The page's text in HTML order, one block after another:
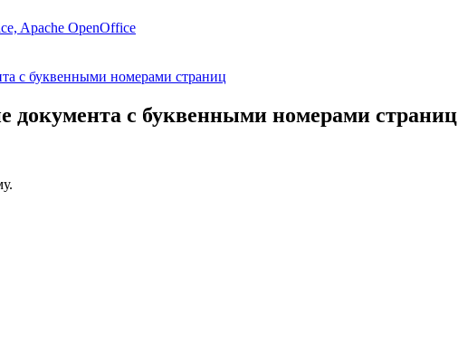
Apache OpenOffice
с буквенными номерами страниц
документа с буквенными номерами страниц